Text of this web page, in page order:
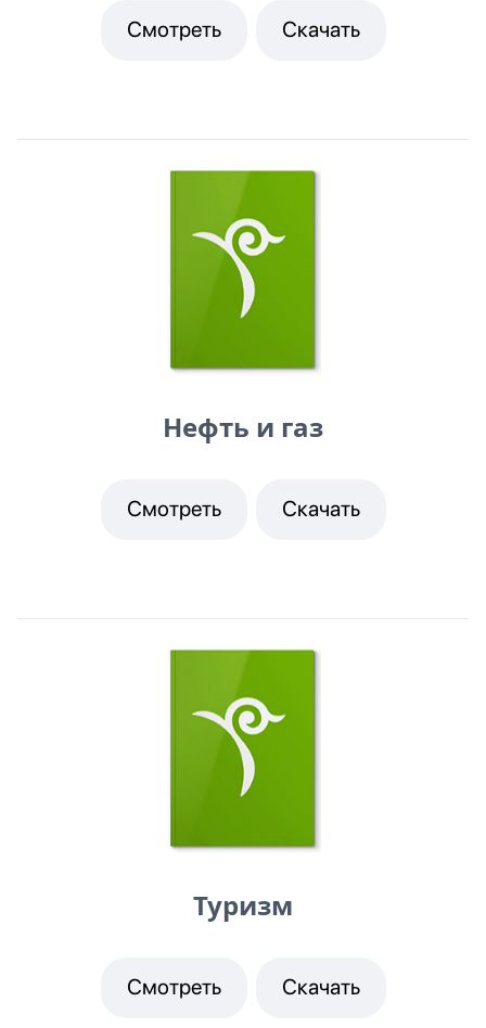
Смотреть Скачать
Нефть и газ
Смотреть Скачать
Туризм
Смотреть Скачать